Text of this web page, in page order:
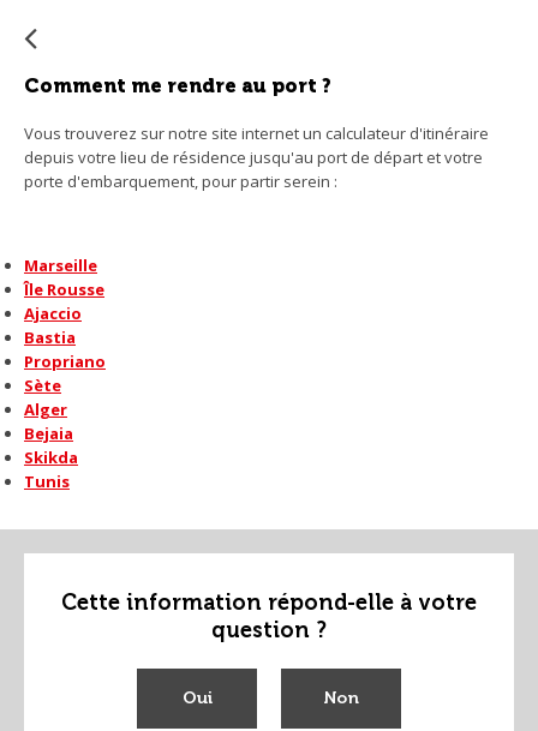
Comment me rendre au port ?
Vous trouverez sur notre site internet un calculateur d'itinéraire
depuis votre lieu de résidence jusqu'au port de départ et votre
porte d'embarquement, pour partir serein :
Marseille
Île Rousse
Ajaccio
Bastia
Propriano
Sète
Alger
Bejaia
Skikda
Tunis
Cette information répond-elle à votre
question ?
Oui Non